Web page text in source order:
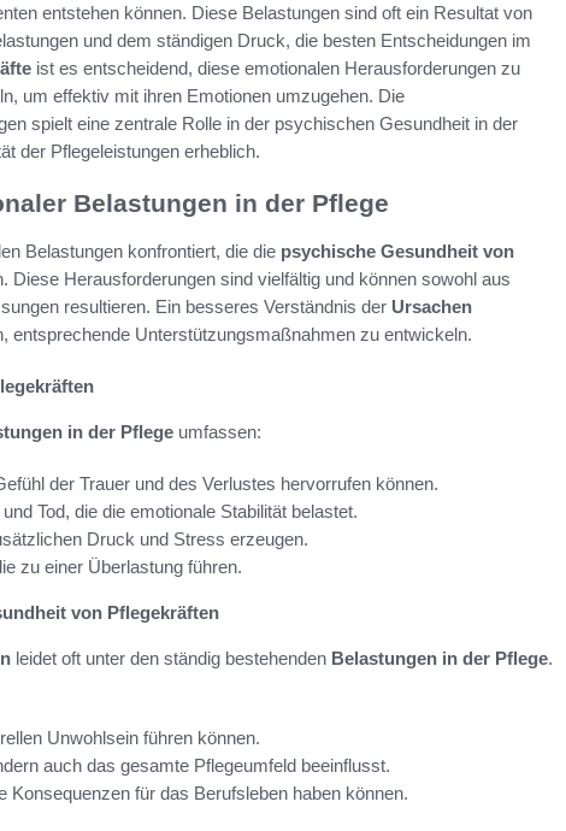
entstehen können. Diese Belastungen sind oft ein Resultat von
und dem ständigen Druck, die besten Entscheidungen im
ist es entscheidend, diese emotionalen Herausforderungen zu
um effektiv mit ihren Emotionen umzugehen. Die
spielt eine zentrale Rolle in der psychischen Gesundheit in der
der Pflegeleistungen erheblich.
Belastungen in der Pflege
Belastungen konfrontiert, die die psychische Gesundheit von
Diese Herausforderungen sind vielfältig und können sowohl aus
resultieren. Ein besseres Verständnis der Ursachen
entsprechende Unterstützungsmaßnahmen zu entwickeln.
in der Pflege umfassen:
der Trauer und des Verlustes hervorrufen können.
und Tod, die die emotionale Stabilität belastet.
Druck und Stress erzeugen.
zu einer Überlastung führen.
von Pflegekräften
leidet oft unter den ständig bestehenden Belastungen in der Pflege.
Unwohlsein führen können.
auch das gesamte Pflegeumfeld beeinflusst.
für das Berufsleben haben können.